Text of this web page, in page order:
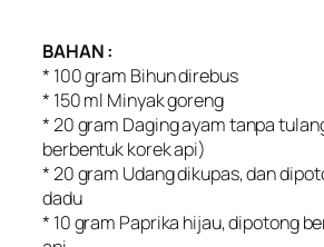
BAHAN :
* 100 gram Bihun direbus
* 150 ml Minyak goreng
* 20 gram Daging ayam tanpa
berbentuk korek api)
* 20 gram Udang dikupas, dan
dadu
* 10 gram Paprika hijau, dipotong